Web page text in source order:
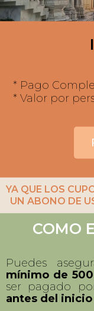
* Pago
* Valor por
COMO
Puedes
mínimo de
ser pagado
antes del
Formas de